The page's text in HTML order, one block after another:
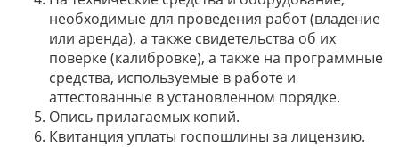
необходимые для проведения работ (владение
или аренда), а также свидетельства об их
поверке (калибровке), а также на программные
средства, используемые в работе и
аттестованные в установленном порядке.
Опись прилагаемых копий.
Квитанция уплаты госпошлины за лицензию.